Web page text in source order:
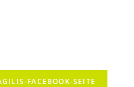
FACEBOOK-SEITE